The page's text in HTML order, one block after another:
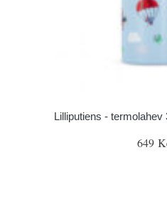
Lilliputiens -
649